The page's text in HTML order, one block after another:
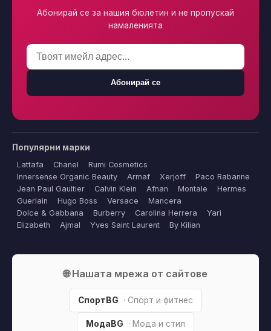
Абонирай се за нашия бюлетин и не пропускай
намаленията
Абонирай се
Популярни марки
Lattafa Chanel
Rumi Cosmetics
Innersense Organic Beauty
Armaf Xerjoff
Paco Rabanne
Jean Paul Gaultier
Calvin Klein Afnan Montale
Hermes
Guerlain
Hugo Boss Versace
Mancera
Dolce & Gabbana
Burberry Carolina Herrera
Yari
Elizabeth
Ajmal Yves Saint Laurent By Kilian
🌐 Нашата мрежа от сайтове
СпортBG · Спорт и фитнес
МодаBG · Мода и стил